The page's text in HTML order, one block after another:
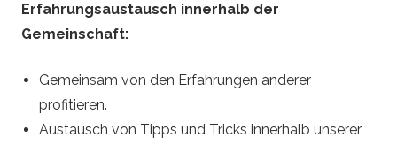
Erfahrungsaustausch innerhalb der
Gemeinschaft:
Gemeinsam von den Erfahrungen anderer
profitieren.
Austausch von Tipps und Tricks innerhalb unserer